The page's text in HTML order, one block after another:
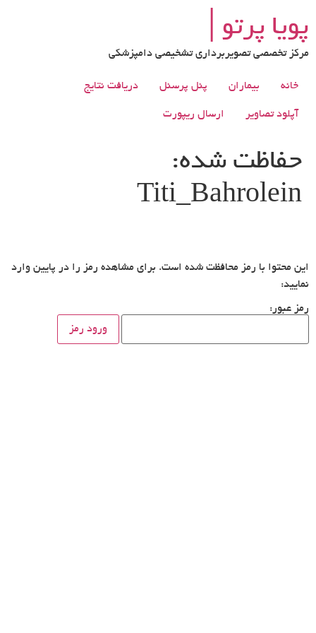
به
محتوا
پویا پرتو│
مرکز تخصصی تصویربرداری تشخیصی دامپزشکی
خانه بیماران پنل پرسنل دریافت نتایج
آپلود تصاویر ارسال ریپورت
حفاظت شده:
Titi_Bahrolein
این محتوا با رمز محافظت شده است. برای مشاهده رمز را در پایین وارد
نمایید:
رمز عبور: